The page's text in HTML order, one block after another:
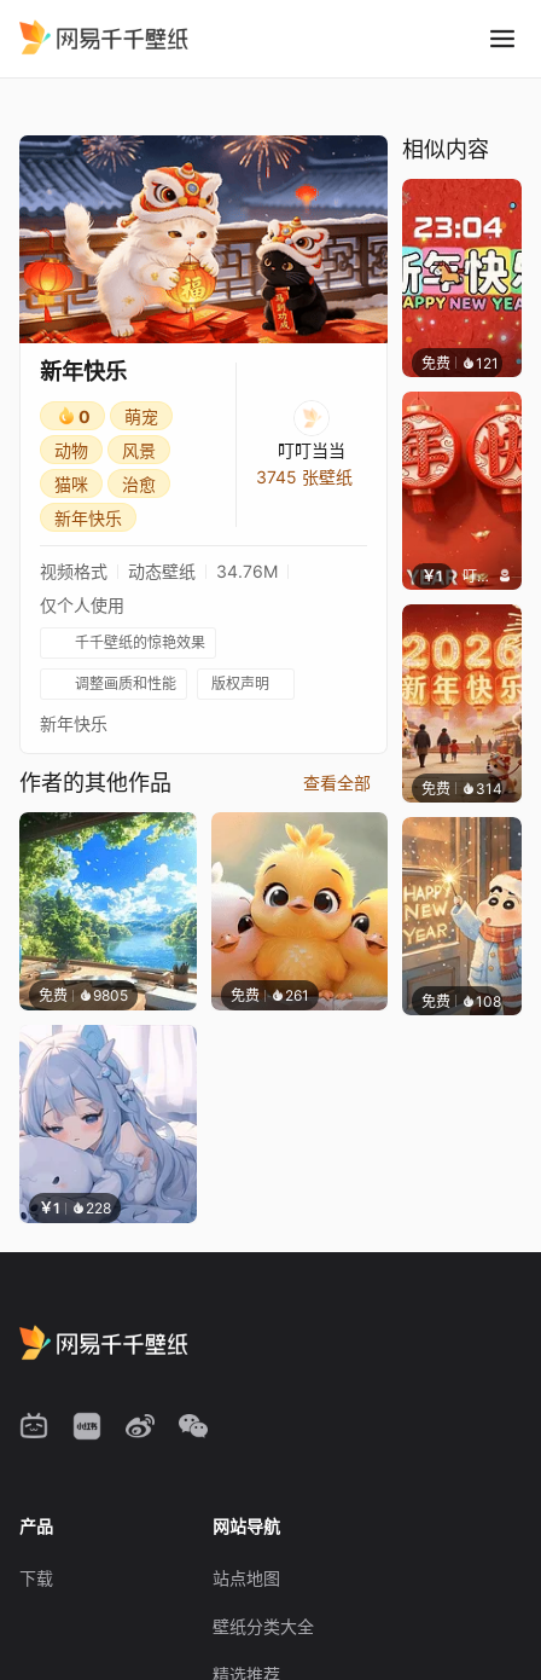
新年快乐
0
萌宠
动物
风景
猫咪
治愈
新年快乐
叮叮当当
3745 张壁纸
视频格式 动态壁纸
34.76M
仅个人使用
千千壁纸的惊艳效果
调整画质和性能 版权声明
新年快乐
作者的其他作品 查看全部
免费 9805 免费 261
￥1 228
相似内容
免费 121豆子
￥1 叮叮当当
免费 314渔小小
免费 108好看
产品
下载
网站导航
站点地图
壁纸分类大全
精选推荐